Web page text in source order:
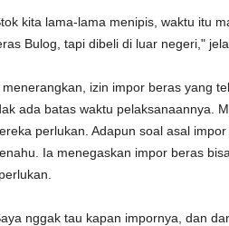
kita lama-lama menipis, waktu itu
Bulog, tapi dibeli di luar negeri,"
menerangkan, izin impor beras yang
ada batas waktu pelaksanaannya.
perlukan. Adapun soal asal
Ia menegaskan impor beras
nggak tau kapan impornya, dan